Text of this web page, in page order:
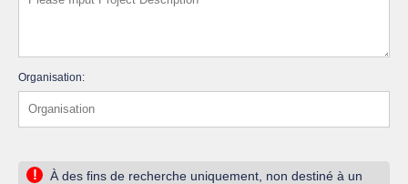
Organisation:
!
À des fins de recherche uniquement, non destiné à un